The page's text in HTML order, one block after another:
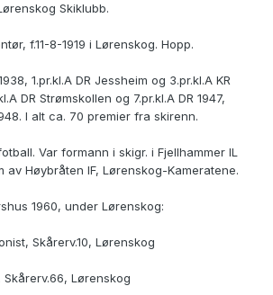
Skiklubb.
f.11-8-1919 i Lørenskog. Hopp.
1.pr.kl.A DR Jessheim og 3.pr.kl.A KR
DR Strømskollen og 7.pr.kl.A DR 1947,
I alt ca. 70 premier fra skirenn.
Var formann i skigr. i Fjellhammer IL
av Høybråten IF, Lørenskog-Kameratene.
1960, under Lørenskog:
Skårerv.10, Lørenskog
Lørenskog